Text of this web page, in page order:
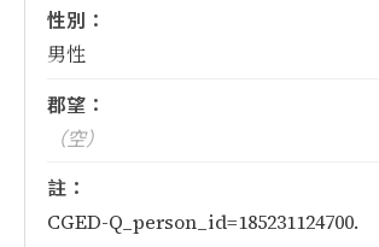
性別：
男性
郡望：
（空）
註：
CGED-Q_person_id=185231124700.